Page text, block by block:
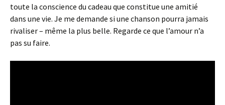
toute la conscience du cadeau que constitue une amitié
dans une vie. Je me demande si une chanson pourra jamais
rivaliser – même la plus belle. Regarde ce que l’amour n’a
pas su faire.